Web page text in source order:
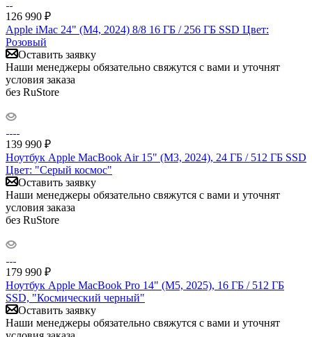
126 990 ₽
Apple iMac 24" (M4, 2024) 8/8 16 ГБ / 256 ГБ SSD Цвет:
Розовый
Оставить заявку
Наши менеджеры обязательно свяжутся с вами и уточнят
условия заказа
без RuStore
139 990 ₽
Ноутбук Apple MacBook Air 15" (M3, 2024), 24 ГБ / 512 ГБ SSD
Цвет: "Серый космос"
Оставить заявку
Наши менеджеры обязательно свяжутся с вами и уточнят
условия заказа
без RuStore
179 990 ₽
Ноутбук Apple MacBook Pro 14" (M5, 2025), 16 ГБ / 512 ГБ
SSD, "Космический черный"
Оставить заявку
Наши менеджеры обязательно свяжутся с вами и уточнят